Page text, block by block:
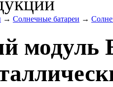
→ Солнечные батареи →
модуль